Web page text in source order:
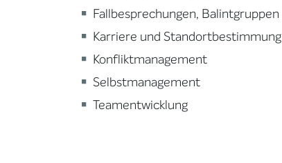
Fallbesprechungen, Balintgruppen
Karriere und Standortbestimmung
Konfliktmanagement
Selbstmanagement
Teamentwicklung